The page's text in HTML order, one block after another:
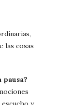
las cosas
pausa?